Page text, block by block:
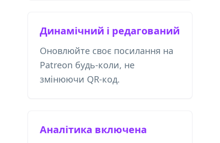
Динамічний і редагований
Оновлюйте своє посилання на
Patreon будь-коли, не
змінюючи QR-код.
Аналітика включена